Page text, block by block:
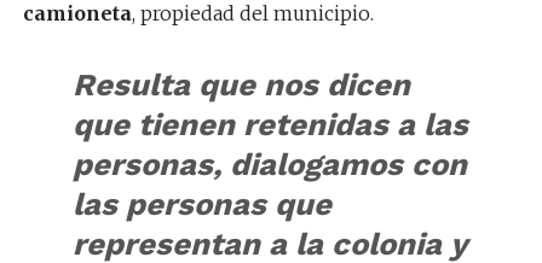
camioneta, propiedad del municipio.
Resulta que nos dicen
que tienen retenidas a las
personas, dialogamos con
las personas que
representan a la colonia y